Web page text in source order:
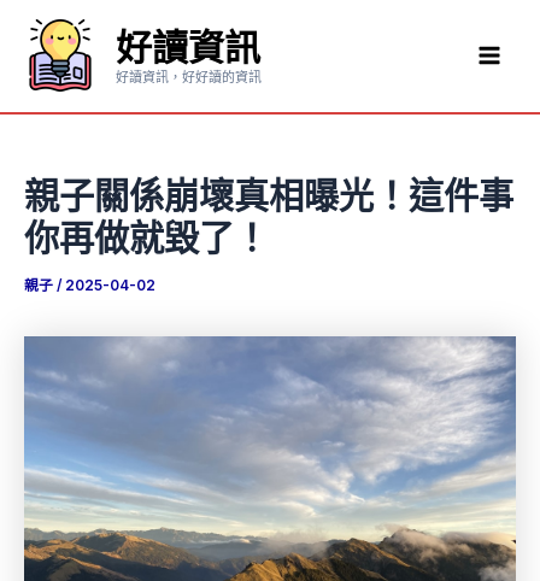
要
好讀資訊
好讀資訊，好好讀的資訊
親子關係崩壞真相曝光！這件事
你再做就毀了！
親子 / 2025-04-02